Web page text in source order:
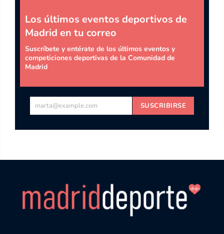
Los últimos eventos deportivos de
Madrid en tu correo
Suscríbete y entérate de los últimos eventos y
competiciones deportivas de la Comunidad de
Madrid
Tumarta@example.com SUSCRIBIRSE